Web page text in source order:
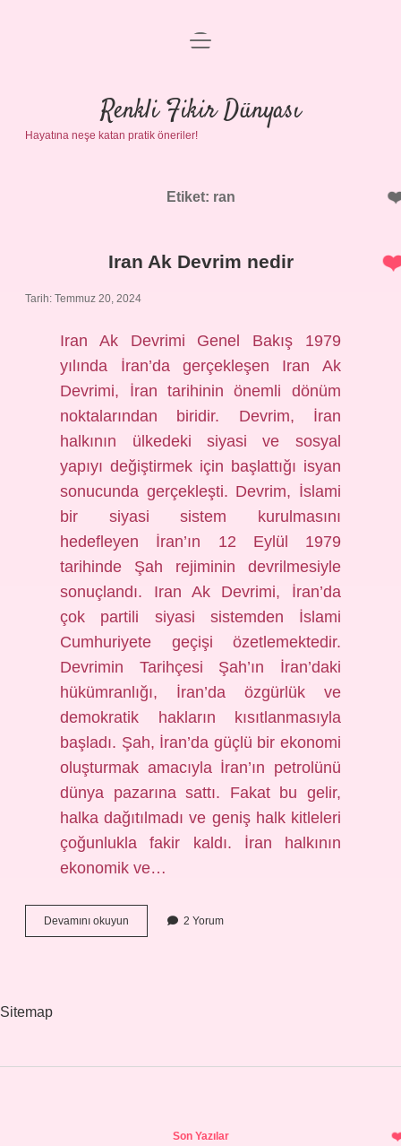
Anasayfa
Gizlilik Politikası
Yasal Uyarı
menüyü
Renkli Fikir Dünyası
Hayatına neşe katan pratik öneriler!
Etiket: ran
Iran Ak Devrim nedir
Tarih: Temmuz 20, 2024
Iran Ak Devrimi Genel Bakış 1979
yılında İran’da gerçekleşen Iran Ak
Devrimi, İran tarihinin önemli dönüm
noktalarından biridir. Devrim, İran
halkının ülkedeki siyasi ve sosyal
yapıyı değiştirmek için başlattığı isyan
sonucunda gerçekleşti. Devrim, İslami
bir siyasi sistem kurulmasını
hedefleyen İran’ın 12 Eylül 1979
tarihinde Şah rejiminin devrilmesiyle
sonuçlandı. Iran Ak Devrimi, İran’da
çok partili siyasi sistemden İslami
Cumhuriyete geçişi özetlemektedir.
Devrimin Tarihçesi Şah’ın İran’daki
hükümranlığı, İran’da özgürlük ve
demokratik hakların kısıtlanmasıyla
başladı. Şah, İran’da güçlü bir ekonomi
oluşturmak amacıyla İran’ın petrolünü
dünya pazarına sattı. Fakat bu gelir,
halka dağıtılmadı ve geniş halk kitleleri
çoğunlukla fakir kaldı. İran halkının
ekonomik ve…
Devamını okuyun
Ak
2 Yorum
Sitemap
Son Yazılar